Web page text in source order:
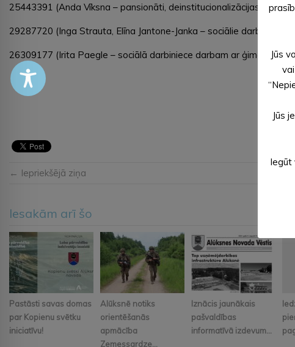
25443391 (Anda Vīksna – pansionāti, deinstitucionalizācijas
29287720 (Inga Strauta, Elīna Jantone-Janka – sociālie darbinieki
26309177 (Irita Paegle – sociālā darbiniece darbam ar ģimeni un
← Iepriekšējā ziņa
Iesakām arī šo
Pastāsti savas domas
par Kopienu svētku
iniciatīvu!
Alūksnē notiks
orientēšanās
apmācība
Zemessardze...
Iznācis jaunākais
pašvaldības
informatīvā izdevum...
Jūs
Jūs
Iegūt